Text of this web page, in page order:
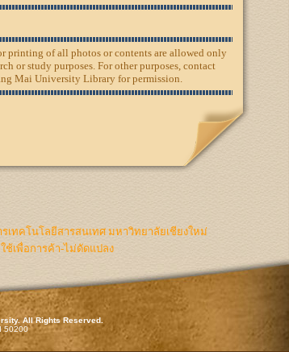
printing of all photos or contents are allowed only
or study purposes. For other purposes, contact
Mai University Library for permission.
ทคโนโลยีสารสนเทศ มหาวิทยาลัยเชียงใหม่
เพื่อการค้า-ไม่ดัดแปลง
All Rights Reserved.
50200